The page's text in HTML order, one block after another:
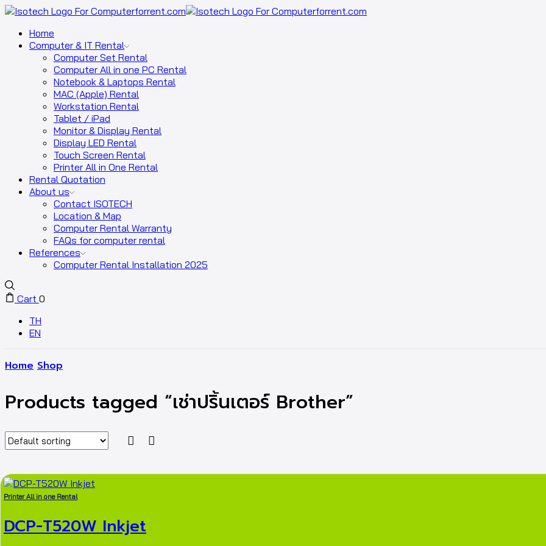
Home
Computer & IT Rental
Computer Set Rental
Computer All in one PC Rental
Notebook & Laptops Rental
MAC (Apple) Rental
Workstation Rental
Tablet / iPad
Monitor & Display Rental
Display LED Rental
Touch Screen Rental
Printer All in One Rental
Rental Quotation
About us
Contact ISOTECH
Location & Map
Computer Rental Warranty
FAQs for computer rental
References
Computer Rental Installation 2025
Cart 0
TH
EN
Home Shop
Products tagged “เช่าปริ้นเตอร์ Brother”
Printer All in one Rental
DCP-T520W Inkjet